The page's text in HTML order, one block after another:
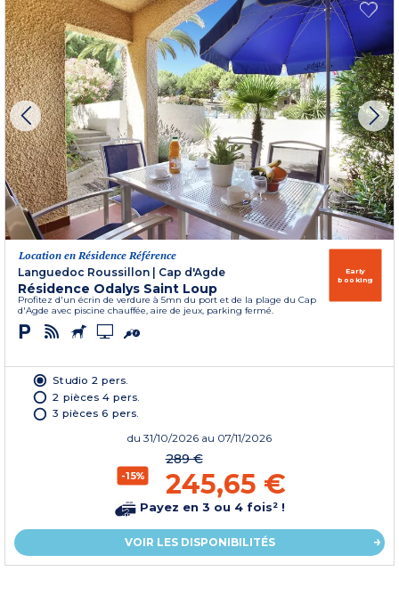
Location en Résidence Référence
Languedoc Roussillon | Cap d'Agde
Résidence Odalys Saint Loup
Profitez d'un écrin de verdure à 5mn du port et de la plage du Cap
d'Agde avec piscine chauffée, aire de jeux, parking fermé.
Early
booking
Studio 2 pers.
2 pièces 4 pers.
3 pièces 6 pers.
du 31/10/2026 au 07/11/2026
-15%
289 €
245,65 €
Payez en 3 ou 4 fois² !
VOIR LES DISPONIBILITÉS